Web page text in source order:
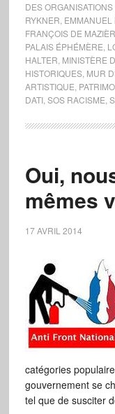
DES
RYKNER EMMANUEL
FRANÇOIS DE
PALAIS ÉPHÉMÈRE
HALTER MINISTÈRE
HISTORIQUES, MUR
ARTISTIQUE
DATI, SOS RACISME
Oui,
mêmes
17 AVRIL 2014
catégories
gouvernement se
tel que de susciter